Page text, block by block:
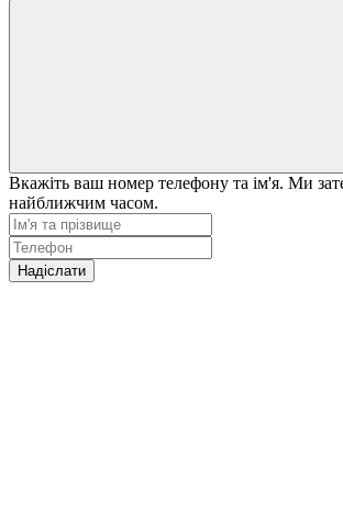
Вкажіть ваш номер телефону та ім'я. Ми
найближчим часом.
Надіслати